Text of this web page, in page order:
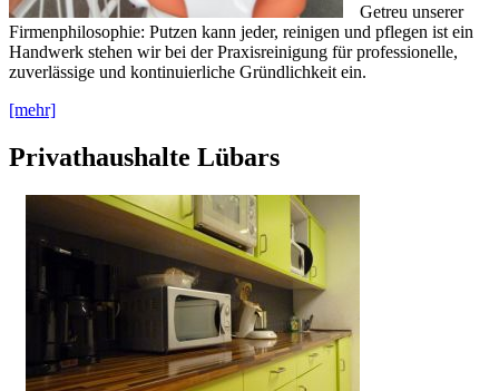
Getreu unserer
Firmenphilosophie: Putzen kann jeder, reinigen und pflegen ist ein
Handwerk stehen wir bei der Praxisreinigung für professionelle,
zuverlässige und kontinuierliche Gründlichkeit ein.
[mehr]
Privathaushalte Lübars